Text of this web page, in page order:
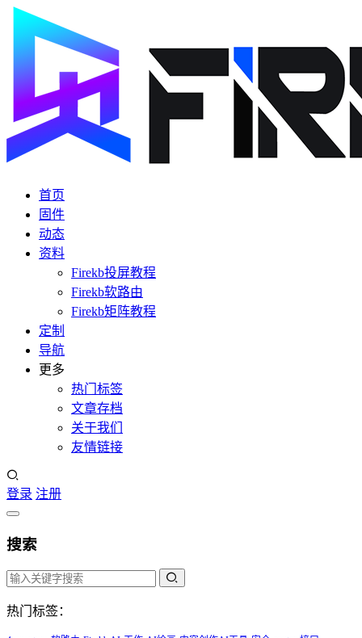
首页
固件
动态
资料
Firekb投屏教程
Firekb软路由
Firekb矩阵教程
定制
导航
更多
热门标签
文章存档
关于我们
友情链接
登录 注册
搜索
热门标签：